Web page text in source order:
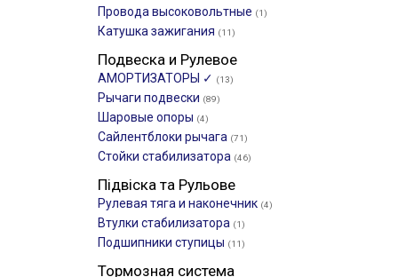
Провода высоковольтные (1)
Катушка зажигания (11)
Подвеска и Рулевое
АМОРТИЗАТОРЫ ✓ (13)
Рычаги подвески (89)
Шаровые опоры (4)
Сайлентблоки рычага (71)
Стойки стабилизатора (46)
Підвіска та Рульове
Рулевая тяга и наконечник (4)
Втулки стабилизатора (1)
Подшипники ступицы (11)
Тормозная система